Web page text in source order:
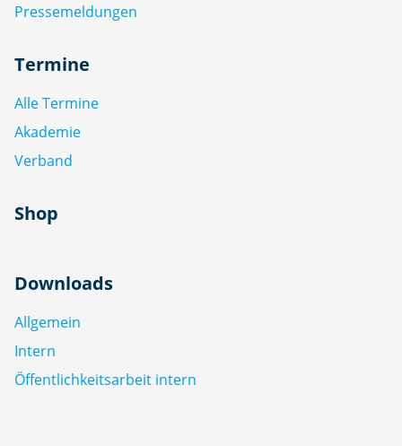
Pressemeldungen
Termine
Alle Termine
Akademie
Verband
Shop
Downloads
Allgemein
Intern
Öffentlichkeitsarbeit intern